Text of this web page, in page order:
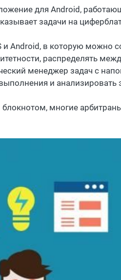
для Android,
задачи на
и Android, в которую можно
распределять
менеджер задач с
и анализировать
многие